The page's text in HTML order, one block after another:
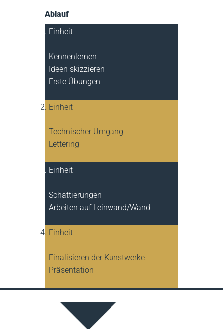
Ablauf
Einheit
Kennenlernen
Ideen skizzieren
Erste Übungen
Einheit
Technischer Umgang
Lettering
Einheit
Schattierungen
Arbeiten auf Leinwand/Wand
Einheit
Finalisieren der Kunstwerke
Präsentation